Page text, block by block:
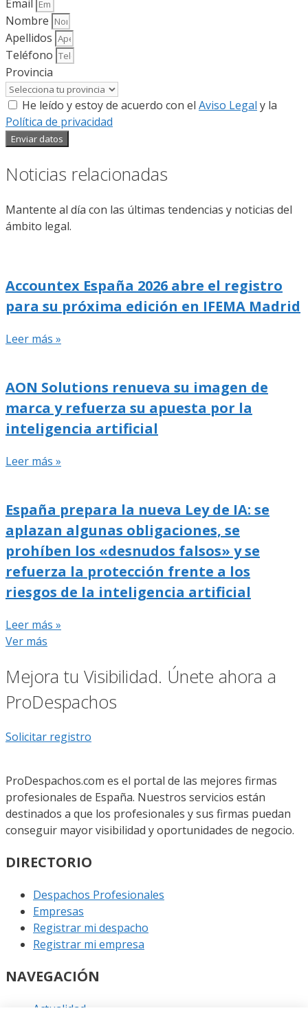
Email
Nombre
Apellidos
Teléfono
Provincia
He leído y estoy de acuerdo con el Aviso Legal y la
Política de privacidad
Enviar datos
Noticias relacionadas
Mantente al día con las últimas tendencias y noticias del
ámbito legal.
Accountex España 2026 abre el registro
para su próxima edición en IFEMA Madrid
Leer más »
AON Solutions renueva su imagen de
marca y refuerza su apuesta por la
inteligencia artificial
Leer más »
España prepara la nueva Ley de IA: se
aplazan algunas obligaciones, se
prohíben los «desnudos falsos» y se
refuerza la protección frente a los
riesgos de la inteligencia artificial
Leer más »
Ver más
Mejora tu Visibilidad. Únete ahora a
ProDespachos
Solicitar registro
ProDespachos.com es el portal de las mejores firmas
profesionales de España. Nuestros servicios están
destinados a que los profesionales y sus firmas puedan
conseguir mayor visibilidad y oportunidades de negocio.
DIRECTORIO
Despachos Profesionales
Empresas
Registrar mi despacho
Registrar mi empresa
NAVEGACIÓN
Actualidad